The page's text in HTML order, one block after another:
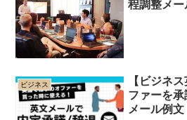
程調整メー
ビジネス
【ビジネ
ファーを
メール例文